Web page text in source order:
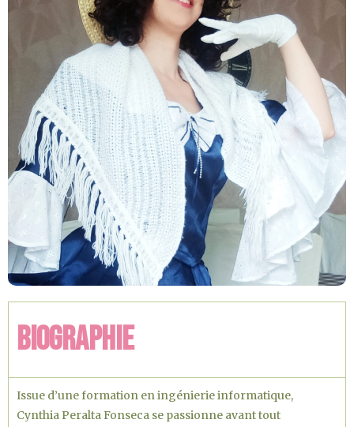
Biographie
Issue d’une formation en ingénierie informatique,
Cynthia Peralta Fonseca se passionne avant tout